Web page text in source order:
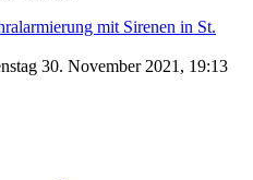
mit Sirenen in St.
30. November 2021, 19:13